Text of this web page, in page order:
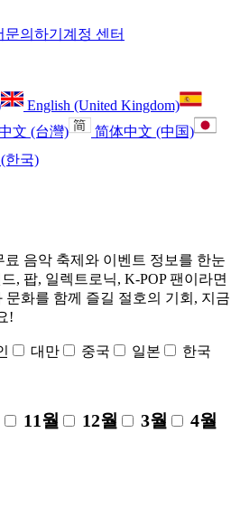
문의하기 계정 센터
English (United Kingdom)
文 (台灣)
简体中文 (中国)
한국)
료 음악 축제와 이벤트 정보를 한눈
, 팝, 일렉트로닉, K-POP 팬이라면
화를 함께 즐길 절호의 기회, 지금
!
대만 중국 일본 한국
11월 12월 3월 4월